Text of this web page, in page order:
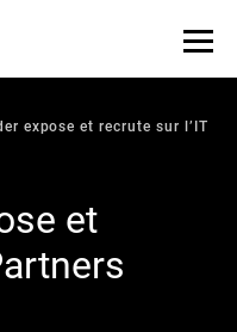
expose et recrute sur l’IT
et